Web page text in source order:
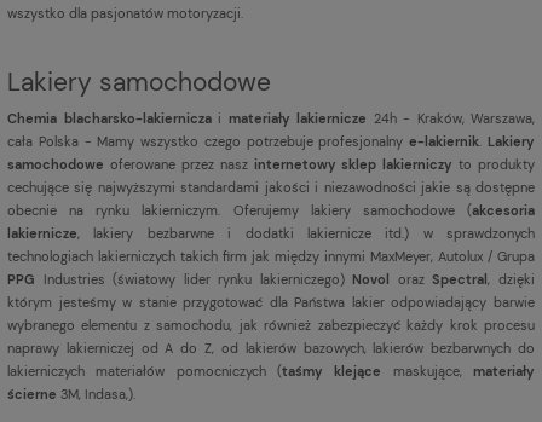
wszystko dla pasjonatów motoryzacji.
Lakiery samochodowe
Chemia blacharsko-lakierniczai materiały lakiernicze 24h - Kraków, Warszawa,
cała Polska - Mamy wszystko czego potrzebuje profesjonalnye-lakiernik Lakiery
samochodowe oferowane przez nasz internetowy sklep lakierniczy to produkty
cechujące się najwyższymi standardami jakości i niezawodności jakie są dostępne
obecnie na rynku lakierniczym. Oferujemy lakiery samochodowe (akcesoria
lakiernicze , lakiery bezbarwne i dodatki lakiernicze itd.) w sprawdzonych
technologiach lakierniczych takich firm jak między innymi MaxMeyer, Autolux / Grupa
PPG Industries (światowy lider rynku lakierniczego) Novol orazSpectral
, dzięki
którym jesteśmy w stanie przygotować dla Państwa lakier odpowiadający barwie
wybranego elementu z samochodu, jak również zabezpieczyć każdy krok procesu
naprawy lakierniczej od A do Z, od lakierów bazowych, lakierów bezbarwnych do
lakierniczych materiałów pomocniczych (taśmy klejące maskujące,materiały
ścierne 3M, Indasa,).